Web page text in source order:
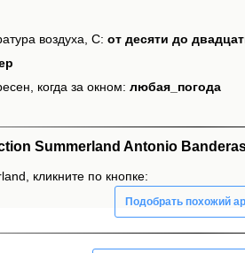
воздуха, С: от десяти до
когда за окном: любая_погода
Summerland Antonio
кликните по кнопке:
Подобрать похожий